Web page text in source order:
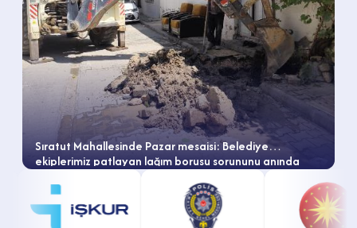
Sıratut Mahallesinde Pazar mesaisi: Belediye
ekiplerimiz patlayan lağım borusu sorununu anında